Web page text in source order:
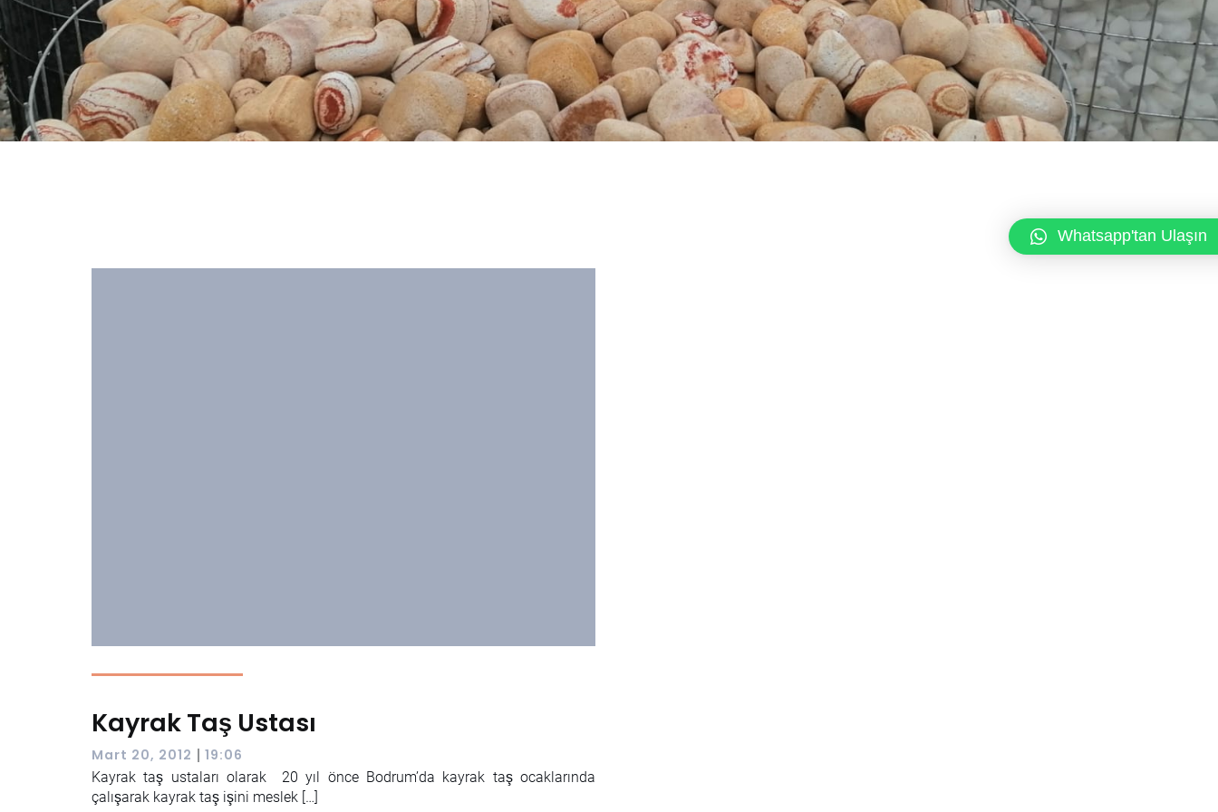
Kayrak Taş Ustası
Mart 20, 2012 | 19:06
Kayrak taş ustaları olarak 20 yıl önce Bodrum’da kayrak taş ocaklarında
çalışarak kayrak taş işini meslek […]
Whatsapp'tan Ulaşın